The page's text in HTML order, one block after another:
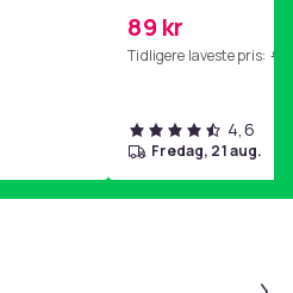
89 kr
Tidligere laveste pris: 99
4,6
fredag, 21 aug.